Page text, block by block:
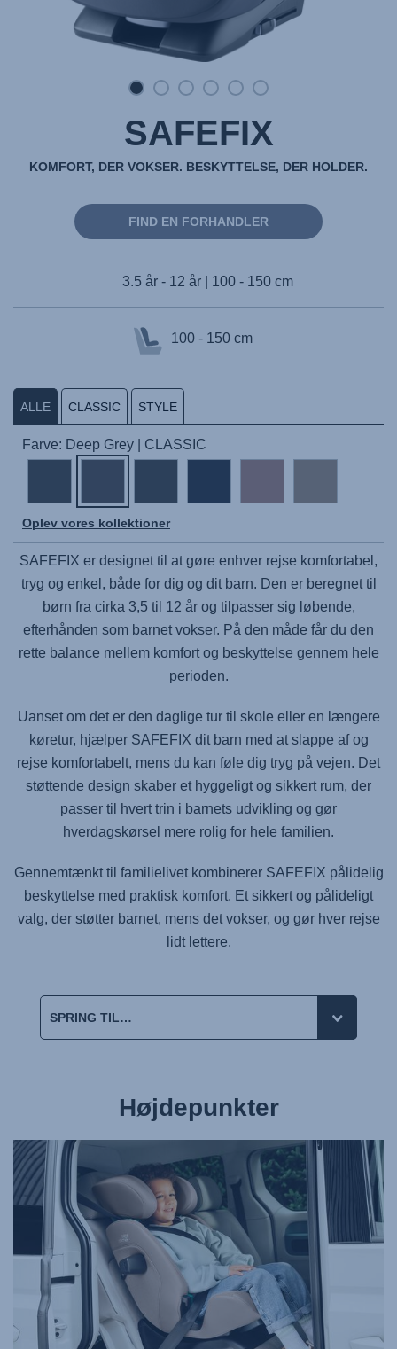
SAFEFIX
KOMFORT, DER VOKSER. BESKYTTELSE, DER HOLDER.
FIND EN FORHANDLER
3.5 år - 12 år | 100 - 150 cm
100 - 150 cm
ALLE CLASSIC STYLE
Farve: Deep Grey | CLASSIC
Oplev vores kollektioner
SAFEFIX er designet til at gøre enhver rejse komfortabel,
tryg og enkel, både for dig og dit barn. Den er beregnet til
børn fra cirka 3,5 til 12 år og tilpasser sig løbende,
efterhånden som barnet vokser. På den måde får du den
rette balance mellem komfort og beskyttelse gennem hele
perioden.
Uanset om det er den daglige tur til skole eller en længere
køretur, hjælper SAFEFIX dit barn med at slappe af og
rejse komfortabelt, mens du kan føle dig tryg på vejen. Det
støttende design skaber et hyggeligt og sikkert rum, der
passer til hvert trin i barnets udvikling og gør
hverdagskørsel mere rolig for hele familien.
Gennemtænkt til familielivet kombinerer SAFEFIX pålidelig
beskyttelse med praktisk komfort. Et sikkert og pålideligt
valg, der støtter barnet, mens det vokser, og gør hver rejse
lidt lettere.
Højdepunkter